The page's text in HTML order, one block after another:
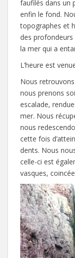
faufilés dans un
enfin le fond.
topographes et
des
la mer qui a
L’heure est
Nous
nous prenons
escalade,
mer. Nous
nous
cette fois
dents. Nous
celle-ci est
vasques,